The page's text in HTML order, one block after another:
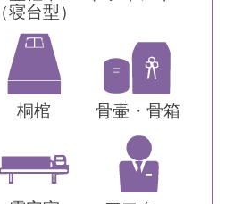
（寝台型）
桐棺 骨壷・骨箱